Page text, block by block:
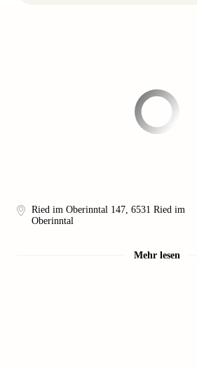
Ried im Oberinntal 147, 6531 Ried im
Oberinntal
Mehr lesen